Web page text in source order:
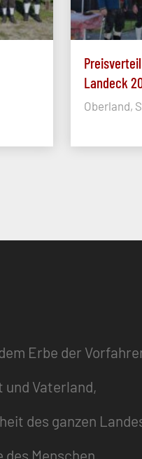
Landeck
Oberland,
Erbe der
und Vaterland,
des ganzen
des Menschen,